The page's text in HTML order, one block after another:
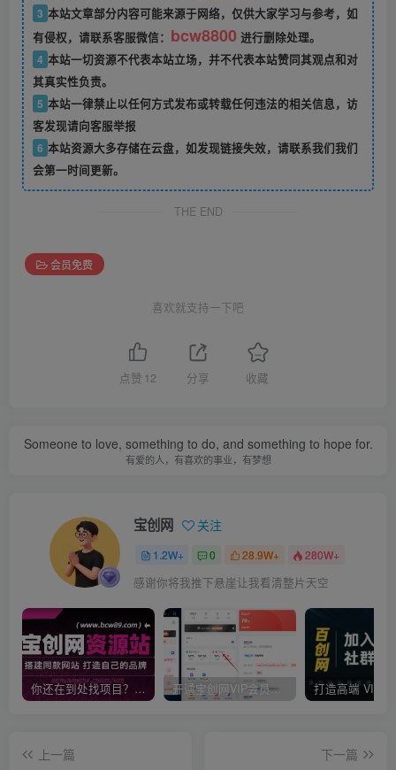
3 本站文章部分内容可能来源于网络，仅供大家学习与参考，如
有侵权，请联系客服微信： bcw8800 进行删除处理。
4 本站一切资源不代表本站立场，并不代表本站赞同其观点和对
其真实性负责。
5 本站一律禁止以任何方式发布或转载任何违法的相关信息，访
客发现请向客服举报
6 本站资源大多存储在云盘，如发现链接失效，请联系我们我们
会第一时间更新。
THE END
会员免费
喜欢就支持一下吧
点赞 12 分享 收藏
Someone to love, something to do, and something to hope for.
有爱的人，有喜欢的事业，有梦想
宝创网 关注
1.2W+ 0 28.9W+ 280W+
感谢你将我推下悬崖让我看清整片天空
你还在到处找项目？还在当韭菜？我靠卖项目一个月收入5万+，曾经我也是个失败者。 开通宝创网VIP会员，尊享全站资源免费下载，享70%的推广提成！！【限时五折优惠】
上一篇
下一篇